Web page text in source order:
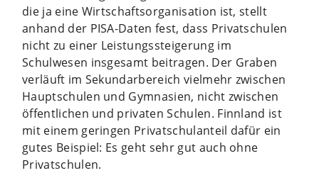
die ja eine Wirtschaftsorganisation ist, stellt
anhand der PISA-Daten fest, dass Privatschulen
nicht zu einer Leistungssteigerung im
Schulwesen insgesamt beitragen. Der Graben
verläuft im Sekundarbereich vielmehr zwischen
Hauptschulen und Gymnasien, nicht zwischen
öffentlichen und privaten Schulen. Finnland ist
mit einem geringen Privatschulanteil dafür ein
gutes Beispiel: Es geht sehr gut auch ohne
Privatschulen.